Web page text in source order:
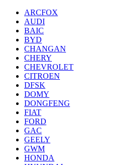
ARCFOX
AUDI
BAIC
BYD
CHANGAN
CHERY
CHEVROLET
CITROEN
DFSK
DOMY
DONGFENG
FIAT
FORD
GAC
GEELY
GWM
HONDA